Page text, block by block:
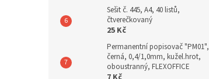
Sešit č. 445, A4, 40 listů,
čtverečkovaný
25 Kč
Permanentní popisovač "PM01",
černá, 0,4/1,0mm, kužel.hrot,
oboustranný, FLEXOFFICE